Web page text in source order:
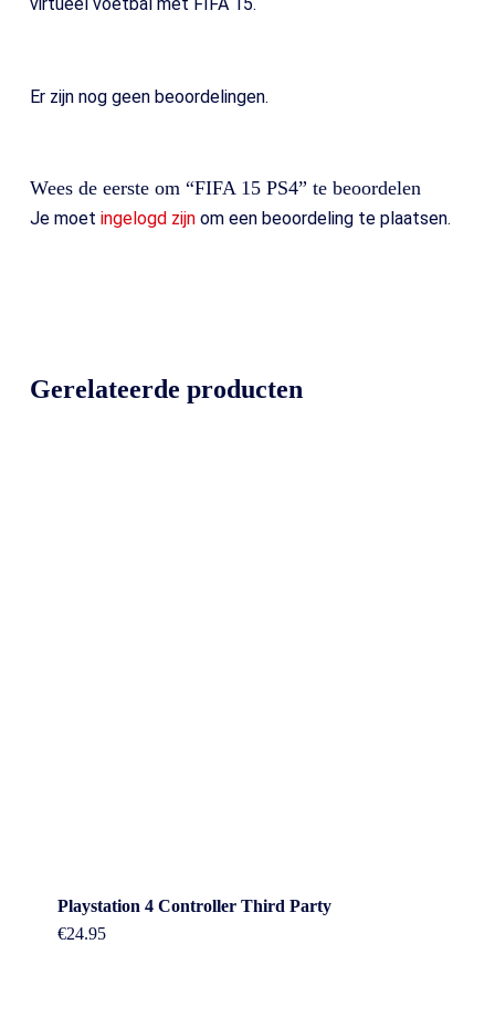
virtueel voetbal met FIFA 15.
Er zijn nog geen beoordelingen.
Wees de eerste om “FIFA 15 PS4” te beoordelen
Je moet ingelogd zijnom een beoordeling te plaatsen.
Gerelateerde producten
Playstation 4 Controller Third Party
€24.95